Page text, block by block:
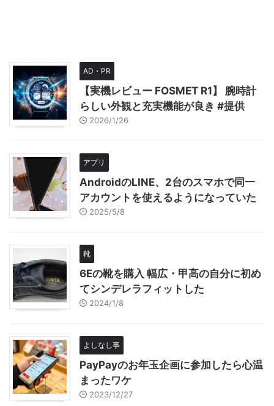
AD・PR
【実機レビュー FOSMET R1】 腕時計
らしい外観と充実機能が良き #提供
2026/1/26
アプリ
AndroidのLINE、2台のスマホで同一
アカウントを使えるようになっていた
2025/5/8
靴
6Eの靴を購入 幅広・甲高の自分に初め
てシンデレラフィットした
2024/1/8
よしなし事
PayPayのお年玉企画に参加したら心温
まったワケ
2023/12/27